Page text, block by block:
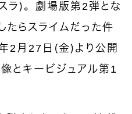
ラ）。劇場版第2弾とな
らスライムだった件
月27日（金）より公開
とキービジュアル第1